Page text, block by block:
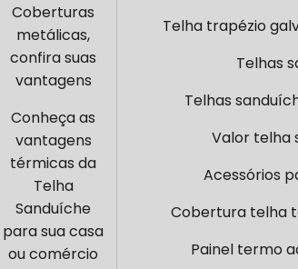
Coberturas
metálicas,
confira suas
vantagens
Conheça as
vantagens
térmicas da
Telha
Sanduíche
para sua casa
ou comércio
Telha trapézio
Telhas
Telhas
Valor telha
Acessórios
Cobertura telha
Painel termo